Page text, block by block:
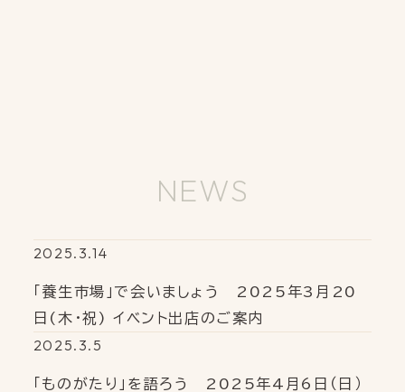
NEWS
2025.3.14
「養生市場」で会いましょう 2025年3月20
日(木・祝) イベント出店のご案内
2025.3.5
「ものがたり」を語ろう 2025年4月6日（日）